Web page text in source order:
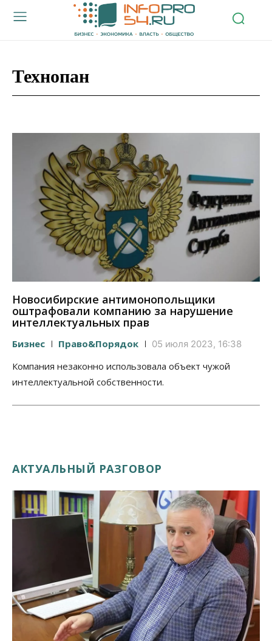
Технопан
Новосибирские антимонопольщики
оштрафовали компанию за нарушение
интеллектуальных прав
Бизнес Право&Порядок 05 июля 2023, 16:38
Компания незаконно использовала объект чужой
интеллектуальной собственности.
АКТУАЛЬНЫЙ РАЗГОВОР